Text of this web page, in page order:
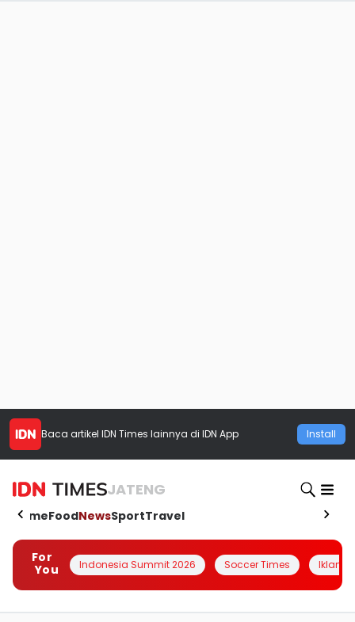
Baca artikel IDN Times lainnya di IDN App Install
JATENG
HomeFoodNewsSportTravel
For
You
Indonesia Summit 2026 Soccer Times Iklanin